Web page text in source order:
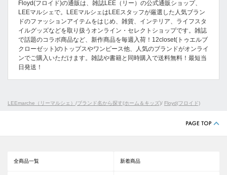
Floyd(フロイド)の通販は、雑誌LEE（リー）の公式通販ショップ、
LEEマルシェで。LEEマルシェはLEEスタッフが厳選した人気ブラン
ドのファッションアイテムをはじめ、雑貨、インテリア、ライフスタ
イルグッズなどを取り扱うオンライン・セレクトショップです。雑誌
で話題のコラボ商品など、新作商品を毎週入荷！12closet(トゥエルブ
クローゼット)のトップスやワンピース他、人気のブランドがオンライ
ンでご購入いただけます。雑誌や書籍と同時購入で送料無料！最短当
日発送！
LEEmarche（リーマルシェ） /ブランド名から探す(ホーム＆キッズ)/ Floyd(フロイド)
全商品一覧 新着商品